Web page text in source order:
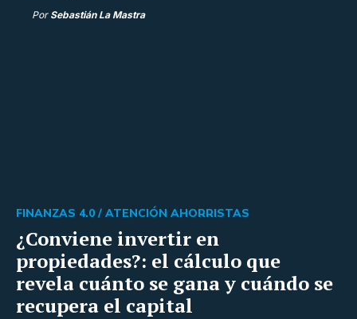
Por Sebastián La Mastra
¿Conviene invertir en
propiedades?: el cálculo que
revela cuánto se gana y cuándo se
recupera el capital
FINANZAS 4.0 / ATENCIÓN AHORRISTAS